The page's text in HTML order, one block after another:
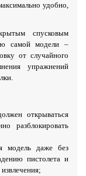
удобно,
спусковым
самой модели –
от случайного
упражнений
открываться
разблокировать
модель даже без
пистолета и